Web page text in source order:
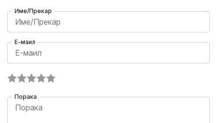
Име/Прекар
Е-маил
Порака